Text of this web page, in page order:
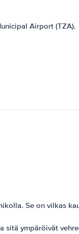
Airport (TZA).
Se on vilkas
ympäröivät